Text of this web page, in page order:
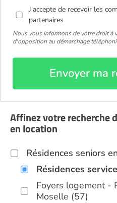
J'accepte de recevoir les
partenaires
Nous vous informons de votre droit à
d'opposition au démarchage
Envoyer ma
Affinez votre recherche
en location
Résidences seniors
Résidences
Foyers logement -
Moselle (57)